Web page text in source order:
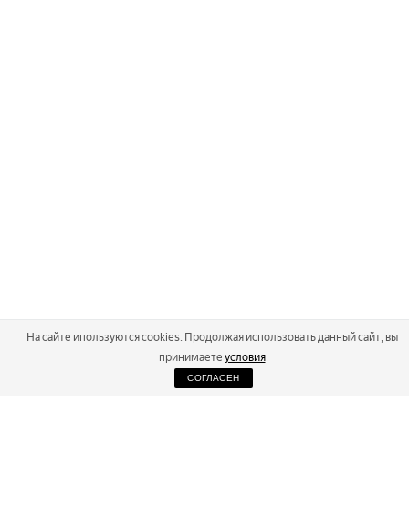
2026
На сайте ипользуются cookies. Продолжая использовать данный сайт, вы
принимаете условия
СОГЛАСЕН